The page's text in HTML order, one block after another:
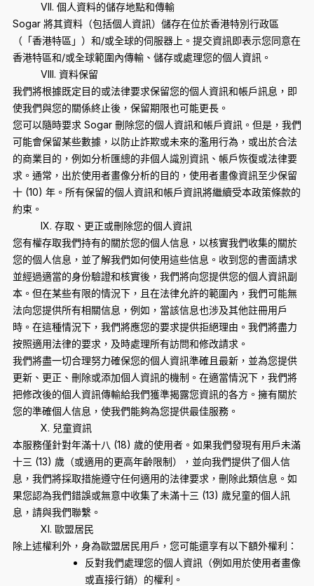
VII. 個人資料的儲存地點和傳輸
Sogar 將其資料（包括個人資訊）儲存在位於香港特別行政區
（「香港特區」）和/或全球的伺服器上。提交資訊即表示您同意在
香港特區和/或全球範圍內傳輸、儲存或處理您的個人資訊。
VIII. 資料保留
我們將根據既定目的或法律要求保留您的個人資訊和帳戶訊息，即
使我們與您的關係終止後，保留期限也可能更長。
您可以隨時要求 Sogar 刪除您的個人資訊和帳戶資訊。但是，我們
可能會保留某些數據，以防止詐欺或未來的濫用行為，或出於合法
的商業目的，例如分析匯總的非個人識別資訊、帳戶恢復或法律要
求。通常，出於使用者畫像分析的目的，使用者畫像資訊至少保留
十 (10) 年。所有保留的個人資訊和帳戶資訊將繼續受本政策條款的
約束。
IX. 存取、更正或刪除您的個人資訊
您有權存取我們持有的關於您的個人信息，以核實我們收集的關於
您的個人信息，並了解我們如何使用這些信息。收到您的書面請求
並經過適當的身份驗證和核實後，我們將向您提供您的個人資訊副
本。但在某些有限的情況下，且在法律允許的範圍內，我們可能無
法向您提供所有相關信息，例如，當該信息也涉及其他註冊用戶
時。在這種情況下，我們將應您的要求提供拒絕理由。我們將盡力
按照適用法律的要求，及時處理所有訪問和修改請求。
我們將盡一切合理努力確保您的個人資訊準確且最新，並為您提供
更新、更正、刪除或添加個人資訊的機制。在適當情況下，我們將
把修改後的個人資訊傳輸給我們獲準揭露您資訊的各方。擁有關於
您的準確個人信息，使我們能夠為您提供最佳服務。
X. 兒童資訊
本服務僅針對年滿十八 (18) 歲的使用者。如果我們發現有用戶未滿
十三 (13) 歲（或適用的更高年齡限制），並向我們提供了個人信
息，我們將採取措施遵守任何適用的法律要求，刪除此類信息。如
果您認為我們錯誤或無意中收集了未滿十三 (13) 歲兒童的個人訊
息，請與我們聯繫。
XI. 歐盟居民
除上述權利外，身為歐盟居民用戶，您可能還享有以下額外權利：
反對我們處理您的個人資訊（例如用於使用者畫像
或直接行銷）的權利。